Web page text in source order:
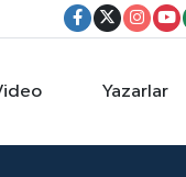
Yazarlar